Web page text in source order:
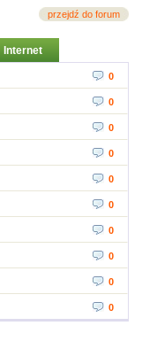
przejdź do forum
Internet
0
0
0
0
0
0
0
0
0
0